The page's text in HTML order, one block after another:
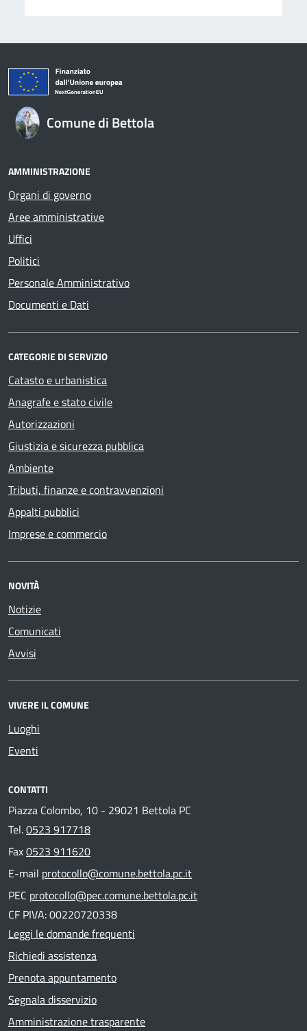
Comune di Bettola
AMMINISTRAZIONE
Organi di governo
Aree amministrative
Uffici
Politici
Personale Amministrativo
Documenti e Dati
CATEGORIE DI SERVIZIO
Catasto e urbanistica
Anagrafe e stato civile
Autorizzazioni
Giustizia e sicurezza pubblica
Ambiente
Tributi, finanze e contravvenzioni
Appalti pubblici
Imprese e commercio
NOVITÀ
Notizie
Comunicati
Avvisi
VIVERE IL COMUNE
Luoghi
Eventi
CONTATTI
Piazza Colombo, 10 - 29021 Bettola PC
Tel.0523 917718
Fax0523 911620
E-mail protocollo@comune.bettola.pc.it
PEC protocollo@pec.comune.bettola.pc.it
CF PIVA: 00220720338
Leggi le domande frequenti
Richiedi assistenza
Prenota appuntamento
Segnala disservizio
Amministrazione trasparente